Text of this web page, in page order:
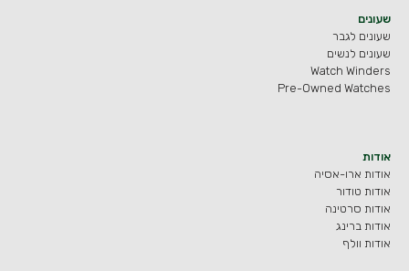
שעונים
שעונים לגבר
שעונים לנשים
Watch Winders
Pre-Owned Watches
אודות
אודות ארו-אסיה
אודות טודור
אודות סרטינה
אודות ברינג
אודות וולף